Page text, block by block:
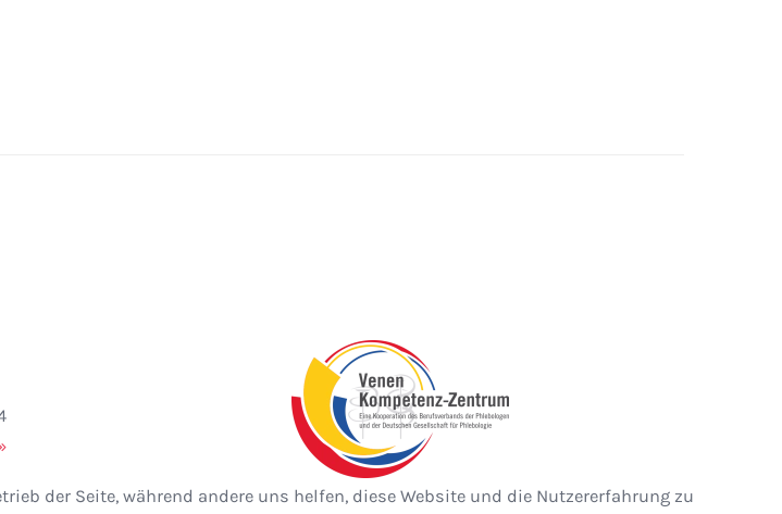
der Seite, während andere uns helfen, diese Website und die Nutzererfahrung zu